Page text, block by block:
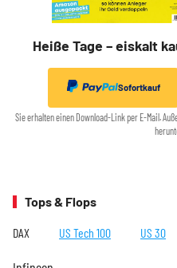
Heiße Tage – eiskalt
Sofortkauf
Sie erhalten einen Download-Link per E-Mail.
Tops & Flops
DAX US Tech 100 US 30